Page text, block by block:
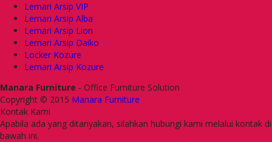
Lemari Arsip VIP
Lemari Arsip Alba
Lemari Arsip Lion
Lemari Arsip Daiko
Locker Kozure
Lemari Arsip Kozure
Manara Furniture - Office Furniture Solution
Copyright © 2015 Manara Furniture
Kontak Kami
Apabila ada yang ditanyakan, silahkan hubungi kami melalui kontak di
bawah ini.